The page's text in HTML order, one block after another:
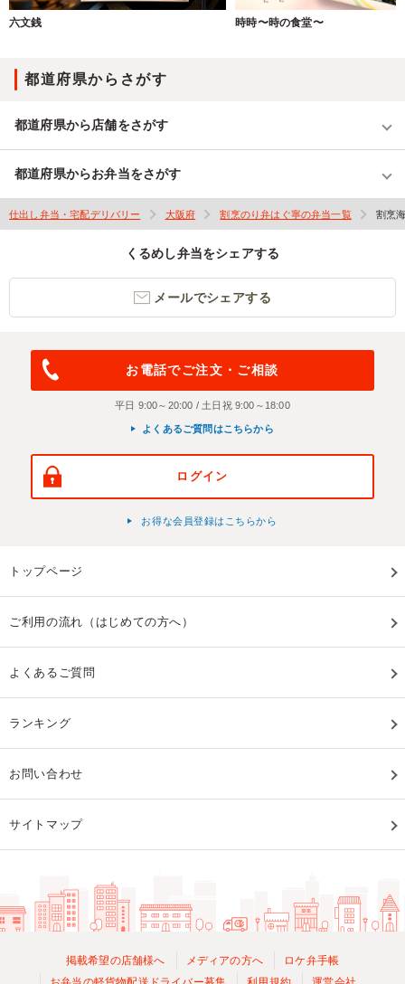
六文銭 時時〜時の食堂〜
都道府県からさがす
都道府県から店舗をさがす
都道府県からお弁当をさがす
仕出し弁当・宅配デリバリー 大阪府 割烹のり弁はぐ寧の弁当一覧 割烹
くるめし弁当をシェアする
メールでシェアする
お電話でご注文・ご相談
平日 9:00～20:00 / 土日祝 9:00～18:00
よくあるご質問はこちらから
ログイン
お得な会員登録はこちらから
トップページ
ご利用の流れ（はじめての方へ）
よくあるご質問
ランキング
お問い合わせ
サイトマップ
掲載希望の店舗様へ メディアの方へ
ロケ弁手帳